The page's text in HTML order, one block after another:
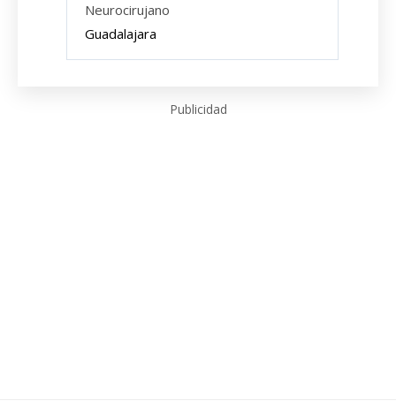
Neurocirujano
Guadalajara
Publicidad